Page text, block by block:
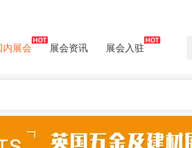
内展会 展会资讯 展会入驻